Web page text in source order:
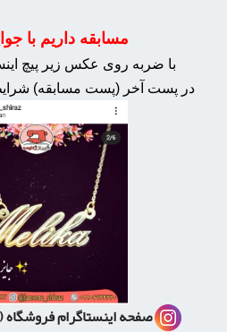
مسابقه داریم با
با ضربه روی عکس زیر پیچ
در پست آخر (پست مسابقه)
صفحه اینستاگرام فروشگاه